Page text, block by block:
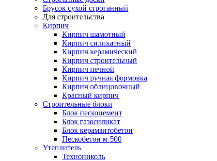
Брусок сухой строганный
Для строительства
Кирпич
Кирпич шамотный
Кирпич силикатный
Кирпич керамический
Кирпич строительный
Кирпич печной
Кирпич ручная формовка
Кирпич облицовочный
Красный кирпич
Строительные блоки
Блок пескоцемент
Блок газосиликат
Блок керамзитобетон
Пескобетон м-500
Утеплитель
Технониколь